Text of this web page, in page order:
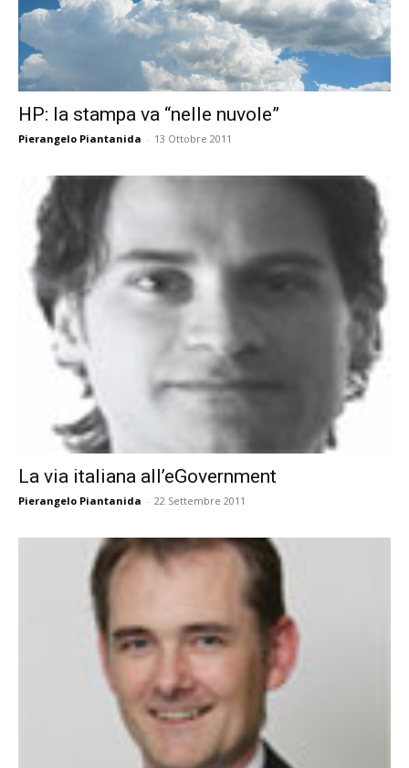
HP: la stampa va “nelle nuvole”
Pierangelo Piantanida - 13 Ottobre 2011
La via italiana all’eGovernment
Pierangelo Piantanida - 22 Settembre 2011